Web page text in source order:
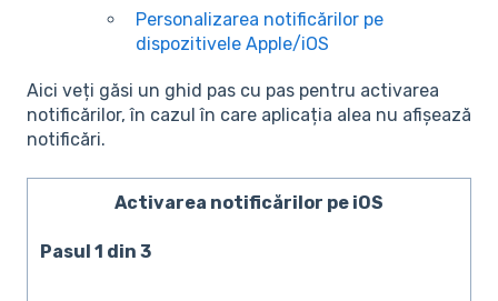
Personalizarea notificărilor pe
dispozitivele Apple/iOS
Aici veți găsi un ghid pas cu pas pentru activarea
notificărilor, în cazul în care aplicația alea nu afișează
notificări.
Activarea notificărilor pe iOS
Pasul 1 din 3